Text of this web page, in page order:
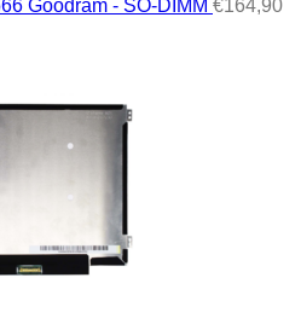
Goodram - SO-DIMM €164,90